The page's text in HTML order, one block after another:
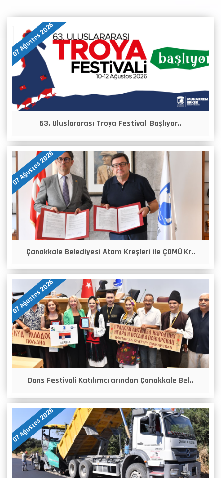
07 Ağustos 2026
63. Uluslararası Troya Festivali Başlıyor..
07 Ağustos 2026
Çanakkale Belediyesi Atam Kreşleri ile ÇOMÜ Kr..
07 Ağustos 2026
Dans Festivali Katılımcılarından Çanakkale Bel..
07 Ağustos 2026